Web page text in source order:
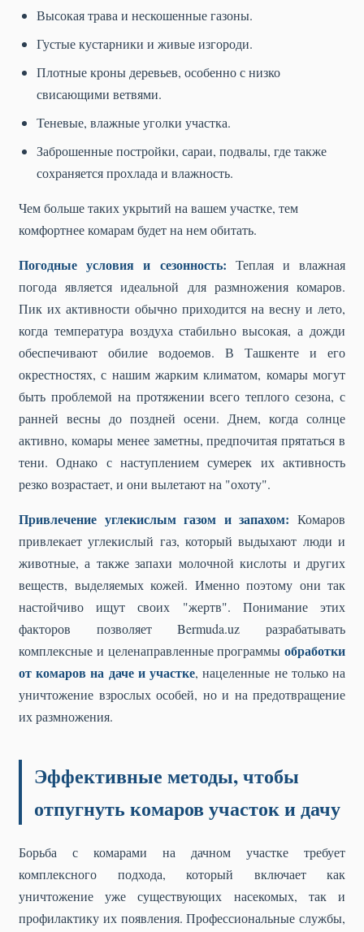
Высокая трава и нескошенные газоны.
Густые кустарники и живые изгороди.
Плотные кроны деревьев, особенно с низко
свисающими ветвями.
Теневые, влажные уголки участка.
Заброшенные постройки, сараи, подвалы, где также
сохраняется прохлада и влажность.
Чем больше таких укрытий на вашем участке, тем
комфортнее комарам будет на нем обитать.
Погодные условия и сезонность: Теплая и влажная
погода является идеальной для размножения комаров.
Пик их активности обычно приходится на весну и лето,
когда температура воздуха стабильно высокая, а дожди
обеспечивают обилие водоемов. В Ташкенте и его
окрестностях, с нашим жарким климатом, комары могут
быть проблемой на протяжении всего теплого сезона, с
ранней весны до поздней осени. Днем, когда солнце
активно, комары менее заметны, предпочитая прятаться в
тени. Однако с наступлением сумерек их активность
резко возрастает, и они вылетают на "охоту".
Привлечение углекислым газом и запахом: Комаров
привлекает углекислый газ, который выдыхают люди и
животные, а также запахи молочной кислоты и других
веществ, выделяемых кожей. Именно поэтому они так
настойчиво ищут своих "жертв". Понимание этих
факторов позволяет Bermuda.uz разрабатывать
комплексные и целенаправленные программы обработки
от комаров на даче и участке, нацеленные не только на
уничтожение взрослых особей, но и на предотвращение
их размножения.
Эффективные методы, чтобы
отпугнуть комаров участок и дачу
Борьба с комарами на дачном участке требует
комплексного подхода, который включает как
уничтожение уже существующих насекомых, так и
профилактику их появления. Профессиональные службы,